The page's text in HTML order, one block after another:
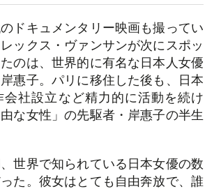
ドキュメンタリー映画も撮ってい
ックス・ヴァンサンが次にスポッ
のは、世界的に有名な日本人女優
惠子。パリに移住した後も、日本
会社設立など精力的に活動を続け
な女性」の先駆者・岸惠子の半生
世界で知られている日本女優の数
た。彼女はとても自由奔放で、誰